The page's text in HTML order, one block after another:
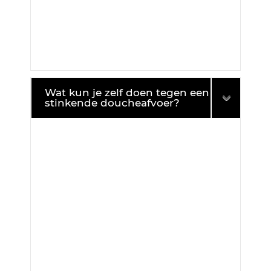
Wat kun je zelf doen tegen een
stinkende doucheafvoer?